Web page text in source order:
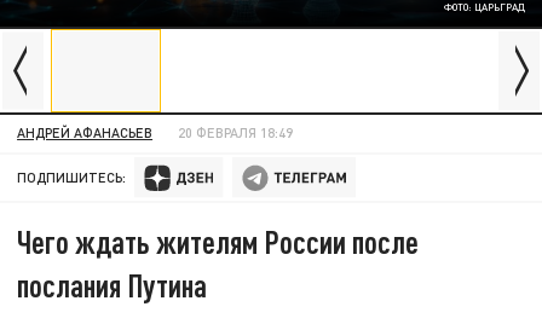
ФОТО: ЦАРЬГРАД
АНДРЕЙ АФАНАСЬЕВ 20 ФЕВРАЛЯ 18:49
ПОДПИШИТЕСЬ:
Чего ждать жителям России после
послания Путина